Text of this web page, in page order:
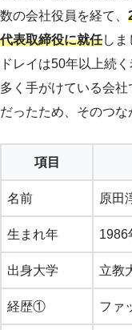
数の会社役員を経て、
代表取締役に就任しま
ドレイは50年以上続
多く手がけている会
だったため、そのつな
項目
名前 原田
生まれ年 1986
出身大学 立教
経歴① ファ